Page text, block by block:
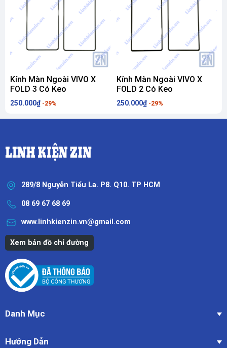
Kính Màn Ngoài VIVO X
FOLD 3 Có Keo
250.000₫ -29%
Kính Màn Ngoài VIVO X
FOLD 2 Có Keo
250.000₫ -29%
289/8 Nguyễn Tiểu La. P8. Q10. TP HCM
08 69 67 68 69
www.linhkienzin.vn@gmail.com
Xem bản đồ chỉ đường
Danh Mục
Hướng Dẫn